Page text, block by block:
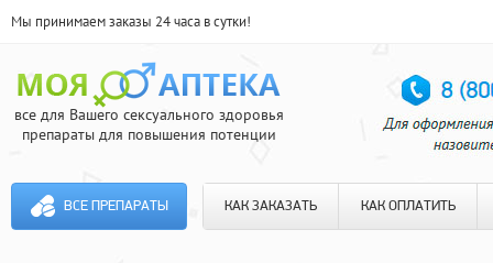
Мы принимаем заказы 24 часа в сутки!
все для Вашего сексуального здоровья
препараты для повышения потенции
ВСЕ ПРЕПАРАТЫ КАК ЗАКАЗАТЬ КАК ОПЛАТИТЬ